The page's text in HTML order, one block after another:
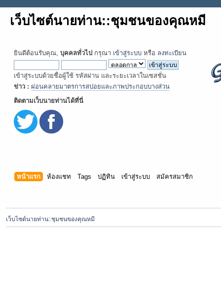
เว็บไซต์นายท่าน::ชุมชนของคุณหมี
ยินดีต้อนรับคุณ, บุคคลทั่วไป กรุณา เข้าสู่ระบบ หรือ ลงทะเบียน
เข้าสู่ระบบด้วยชื่อผู้ใช้ รหัสผ่าน และระยะเวลาในเซสชั่น
ข่าว : ผ่อนคลายมาตรการสปอยและภาพประกอบบางส่วน
ติดตามเว็บนายท่านได้ที่นี่
หน้าแรก ห้องแชท Tags ปฏิทิน เข้าสู่ระบบ สมัครสมาชิก
เว็บไซต์นายท่าน::ชุมชนของคุณหมี